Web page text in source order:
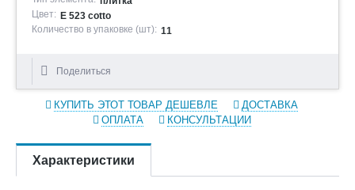
Цвет: E 523 cotto
Количество в упаковке (шт): 11
Поделиться
КУПИТЬ ЭТОТ ТОВАР ДЕШЕВЛЕ
ДОСТАВКА
ОПЛАТА
КОНСУЛЬТАЦИИ
Характеристики